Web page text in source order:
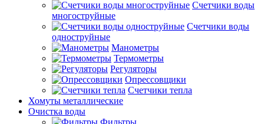
Счетчики воды
многоструйные
Счетчики воды
одноструйные
Манометры
Термометры
Регуляторы
Опрессовщики
Счетчики тепла
Хомуты металлические
Очистка воды
Фильтры